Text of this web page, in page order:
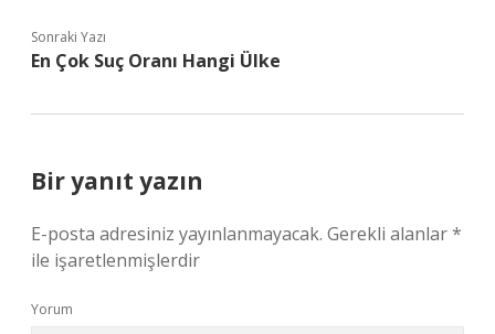
Sonraki Yazı
En Çok Suç Oranı Hangi Ülke
Bir yanıt yazın
E-posta adresiniz yayınlanmayacak. Gerekli alanlar*
ile işaretlenmişlerdir
Yorum